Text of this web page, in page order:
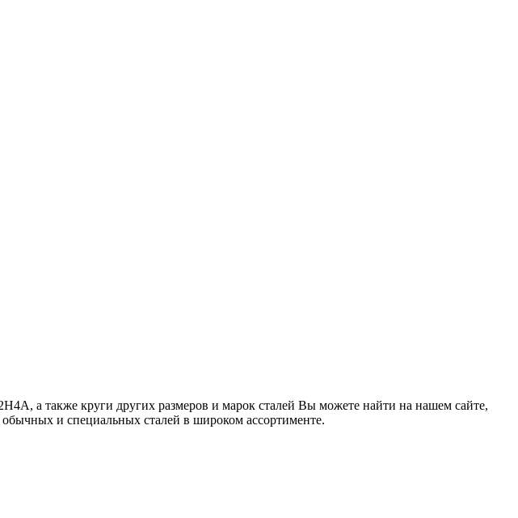
а также круги других размеров и марок сталей Вы можете найти на нашем сайте,
обычных и специальных сталей в широком ассортименте.